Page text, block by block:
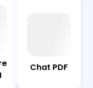
Chat PDF